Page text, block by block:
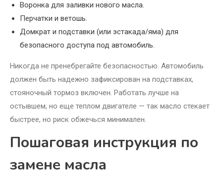
Воронка для заливки нового масла.
Перчатки и ветошь.
Домкрат и подставки (или эстакада/яма) для
безопасного доступа под автомобиль.
Никогда не пренебрегайте безопасностью. Автомобиль
должен быть надежно зафиксирован на подставках,
стояночный тормоз включен. Работать лучше на
остывшем, но еще теплом двигателе — так масло стекает
быстрее, но риск обжечься минимален.
Пошаговая инструкция по
замене масла